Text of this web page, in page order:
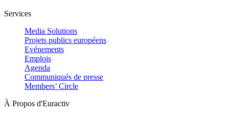
Services
Media Solutions
Projets publics européens
Evénements
Emplois
Agenda
Communiqués de presse
Members’ Circle
À Propos d'Euractiv